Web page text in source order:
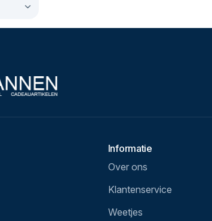
Informatie
Over ons
Klantenservice
Weetjes